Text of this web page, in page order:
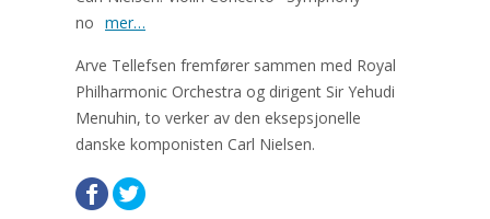
no mer…
Arve Tellefsen fremfører sammen med Royal
Philharmonic Orchestra og dirigent Sir Yehudi
Menuhin, to verker av den eksepsjonelle
danske komponisten Carl Nielsen.